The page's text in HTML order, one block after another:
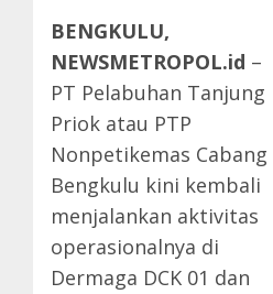
BENGKULU,
NEWSMETROPOL.id –
PT Pelabuhan Tanjung
Priok atau PTP
Nonpetikemas Cabang
Bengkulu kini kembali
menjalankan aktivitas
operasionalnya di
Dermaga DCK 01 dan